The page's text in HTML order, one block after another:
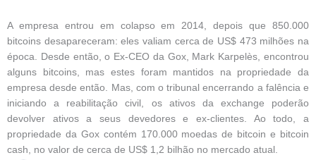
A empresa entrou em colapso em 2014, depois que 850.000
bitcoins desapareceram: eles valiam cerca de US$ 473 milhões na
época. Desde então, o Ex-CEO da Gox, Mark Karpelès, encontrou
alguns bitcoins, mas estes foram mantidos na propriedade da
empresa desde então. Mas, com o tribunal encerrando a falência e
iniciando a reabilitação civil, os ativos da exchange poderão
devolver ativos a seus devedores e ex-clientes. Ao todo, a
propriedade da Gox contém 170.000 moedas de bitcoin e bitcoin
cash, no valor de cerca de US$ 1,2 bilhão no mercado atual.